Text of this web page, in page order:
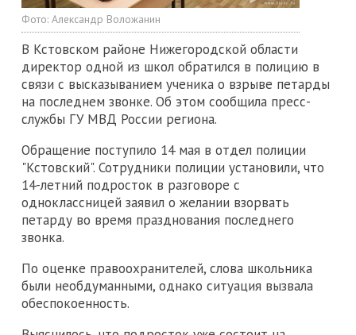
Фото: Александр Воложанин
В Кстовском районе Нижегородской области
директор одной из школ обратился в полицию в
связи с высказыванием ученика о взрыве петарды
на последнем звонке. Об этом сообщила пресс-
службы ГУ МВД России региона.
Обращение поступило 14 мая в отдел полиции
"Кстовский". Сотрудники полиции установили, что
14-летний подросток в разговоре с
одноклассницей заявил о желании взорвать
петарду во время празднования последнего
звонка.
По оценке правоохранителей, слова школьника
были необдуманными, однако ситуация вызвала
обеспокоенность.